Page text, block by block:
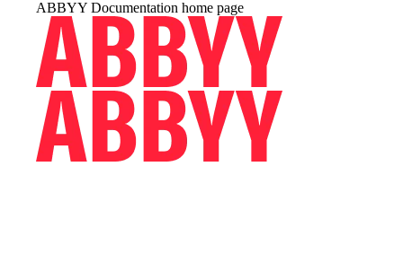
ABBYY Documentation home page